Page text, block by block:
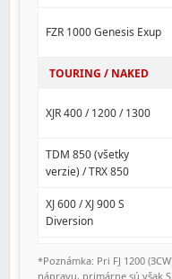
FZR 1000 Genesis Exup
TOURING / NAKED
XJR 400 / 1200 / 1300
TDM 850 (všetky
verzie) / TRX 850
XJ 600 / XJ 900 S
Diversion
BT 1100 Bulldog
*Poznámka: Pri FJ 1200
nápravu, primárne sú však